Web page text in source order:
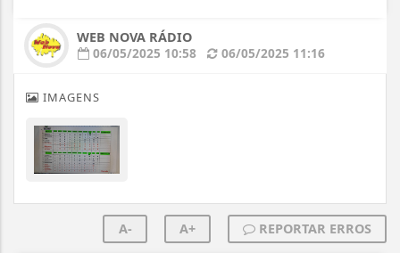
WEB NOVA RÁDIO
06/05/2025 10:58
06/05/2025 11:16
IMAGENS
A- A+ REPORTAR ERROS